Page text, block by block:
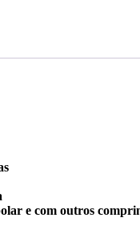
e com outros